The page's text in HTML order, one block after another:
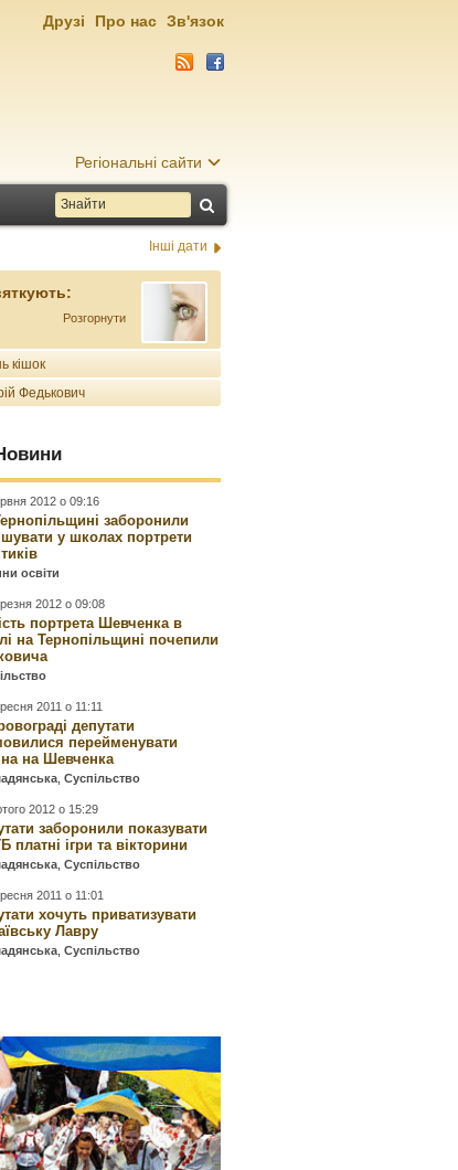
Регіональні сайти
Друзі Про нас Зв'язок
Інші дати
Розгорнути
кішок
Федькович
2012 о 09:16
заборонили
у школах портрети
освіти
2012 о 09:08
портрета Шевченка в
на Тернопільщині почепили
2011 о 11:11
депутати
перейменувати
на Шевченка
,Суспільство
2012 о 15:29
заборонили показувати
платні ігри та вікторини
,Суспільство
2011 о 11:01
хочуть приватизувати
Лавру
,Суспільство